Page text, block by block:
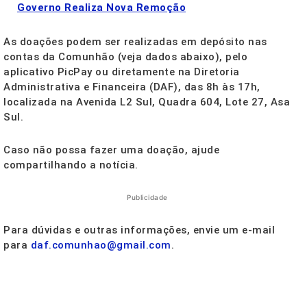
Governo Realiza Nova Remoção
As doações podem ser realizadas em depósito nas
contas da Comunhão (veja dados abaixo), pelo
aplicativo PicPay ou diretamente na Diretoria
Administrativa e Financeira (DAF), das 8h às 17h,
localizada na Avenida L2 Sul, Quadra 604, Lote 27, Asa
Sul.
Caso não possa fazer uma doação, ajude
compartilhando a notícia.
Publicidade
Para dúvidas e outras informações, envie um e-mail
para daf.comunhao@gmail.com.